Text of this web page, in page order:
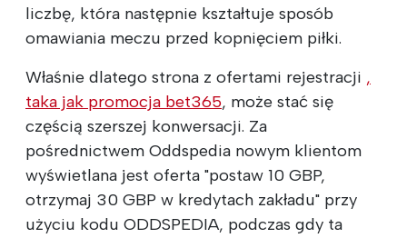
liczbę, która następnie kształtuje sposób
omawiania meczu przed kopnięciem piłki.
Właśnie dlatego strona z ofertami rejestracji ,
taka jak promocja bet365, może stać się
częścią szerszej konwersacji. Za
pośrednictwem Oddspedia nowym klientom
wyświetlana jest oferta "postaw 10 GBP,
otrzymaj 30 GBP w kredytach zakładu" przy
użyciu kodu ODDSPEDIA, podczas gdy ta